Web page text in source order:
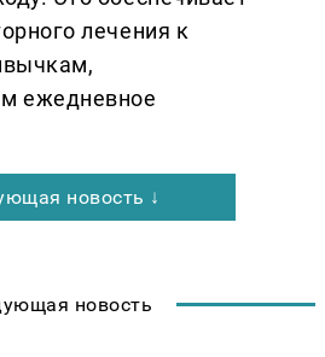
лечения к
ежедневное
новость ↓
новость